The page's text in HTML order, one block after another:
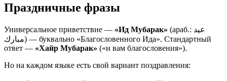
Праздничные фразы
Универсальное приветствие — «Ид Мубарак» (араб.: عيد
مبارك) — буквально «Благословенного Ида». Стандартный
ответ — «Хайр Мубарак» («и вам благословения»).
Но на каждом языке есть свой вариант поздравления: